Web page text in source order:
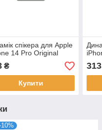
спікера для Apple
14 Pro Original
₴
Купити
313